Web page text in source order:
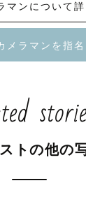
いる時間。
している時間。
続く幸せ。
、「絵本を読ん
那が10年後も20
いつかは当たり
マンについて詳
トの他の